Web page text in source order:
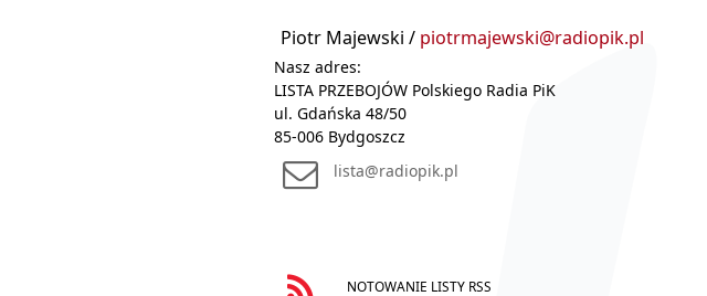
Piotr Majewski / piotrmajewski@radiopik.pl
Nasz adres:
LISTA PRZEBOJÓW Polskiego Radia PiK
ul. Gdańska 48/50
85-006 Bydgoszcz
lista@radiopik.pl
NOTOWANIE LISTY RSS